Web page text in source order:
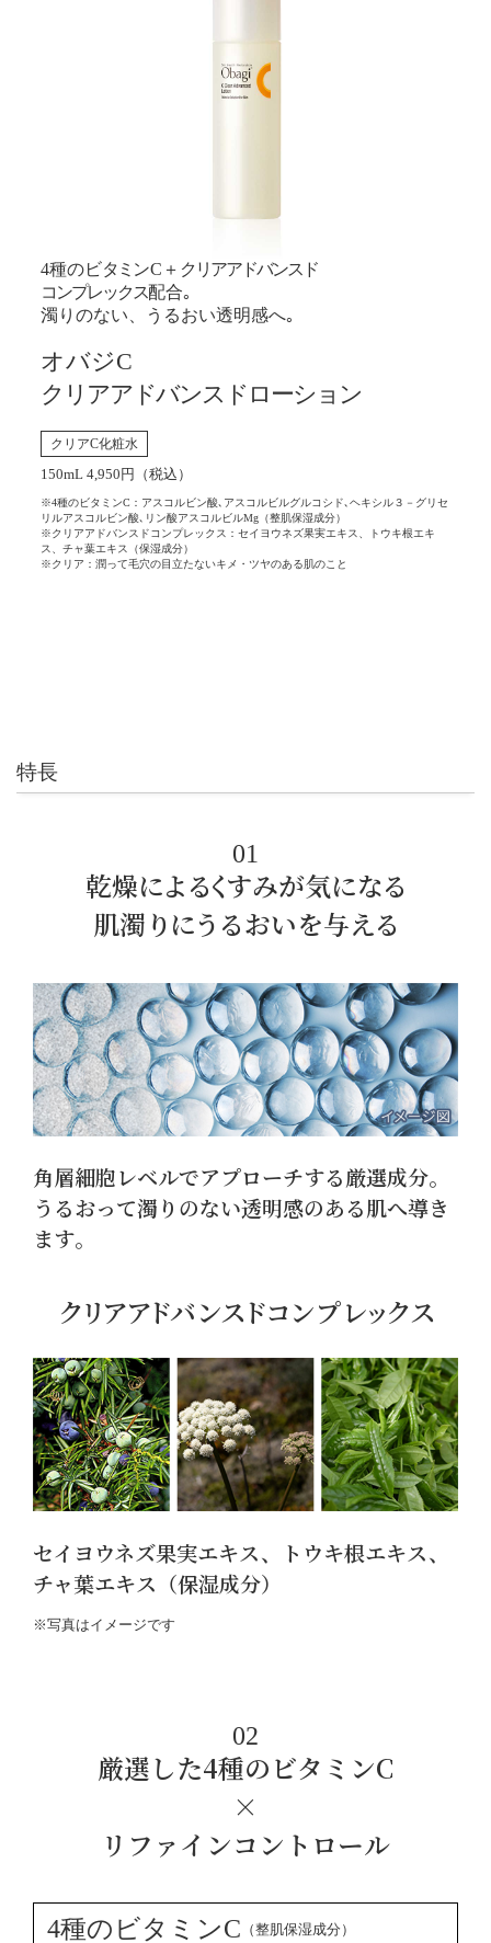
4種のビタミ ンC＋ クリアアドバンスド
コンプレックス配合｡
濁りのない、うるおい透明感へ｡
オバジC
クリアアドバンスドローション
クリアC化粧水
150mL 4,950円（税込）
※4種のビタミンC：アスコルビン酸､アスコルビルグルコシド､ヘキシル３－グリセ
リルアスコルビン酸､リン酸アスコルビルMg（整肌保湿成分）
※クリアアドバンスドコンプレックス：セイヨウネズ果実エキス、トウキ根エキ
ス、 チャ葉エキス（保湿成分）
※クリア：潤って毛穴の目立たないキメ・ツヤのある肌のこと
特長
01
乾燥によるくすみが気になる
肌濁 りにう るおいを与える
角層細胞レベルでアプローチする厳選成分｡
うるおって濁りのない透明感のある肌へ導き
ます｡
クリアアドバンスドコンプレックス
セイヨウネズ果実エキス、トウキ根エキス、
チャ葉エキス（保湿成分）
※写真はイメージです
02
厳選した4種のビタミンC
×
リファインコントロール
4種のビタミンC （整肌保湿成分）